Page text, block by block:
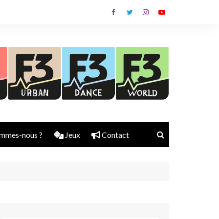
nous ? Jeux Contact